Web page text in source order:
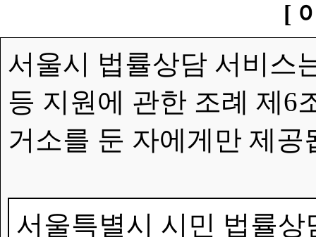
[
서울시 법률상담 서비스
등 지원에 관한 조례 제6
거소를 둔 자에게만 제공
서울특별시 시민 법률